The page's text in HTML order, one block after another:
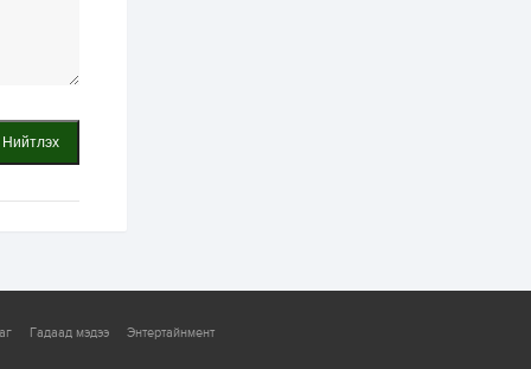
Нийтлэх
Гадаад мэдээ Энтертайнмент